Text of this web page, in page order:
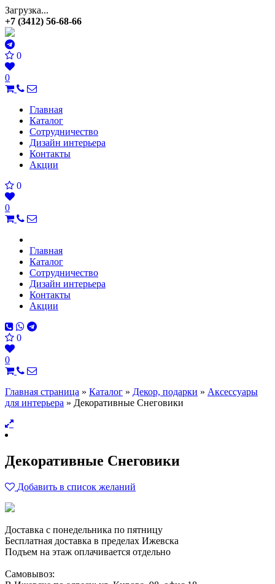
Загрузка...
+7 (3412) 56-68-66
0
0
Главная
Каталог
Сотрудничество
Дизайн интерьера
Контакты
Акции
0
0
Главная
Каталог
Сотрудничество
Дизайн интерьера
Контакты
Акции
0
0
Главная страница » Каталог » Декор, подарки » Аксессуары
для интерьера » Декоративные Снеговики
Декоративные Снеговики
Добавить в список желаний
Доставка с понедельника по пятницу
Бесплатная доставка в пределах Ижевска
Подъем на этаж оплачивается отдельно
Самовывоз: